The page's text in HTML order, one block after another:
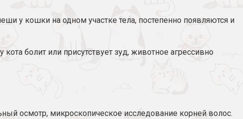
у кошки на одном участке тела, постепенно появляются и
болит или присутствует зуд, животное агрессивно
осмотр, микроскопическое исследование корней волос.